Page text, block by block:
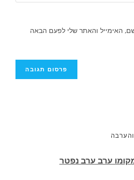
האימייל והאתר שלי לפעם הבאה
חלל צה"ל שנפל בלבנון.